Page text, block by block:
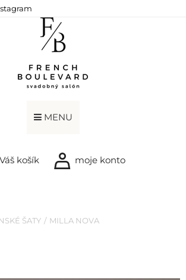
MENU
košík moje konto
ŠATY MILLA NOVA